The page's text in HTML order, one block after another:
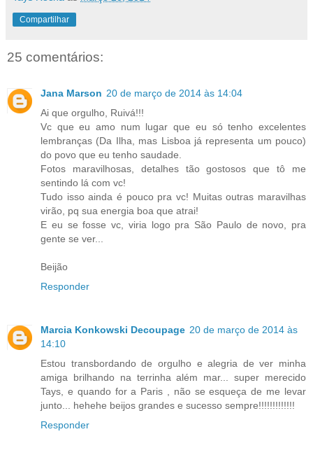
Compartilhar
25 comentários:
Jana Marson 20 de março de 2014 às 14:04
Ai que orgulho, Ruivá!!!
Vc que eu amo num lugar que eu só tenho excelentes
lembranças (Da Ilha, mas Lisboa já representa um pouco)
do povo que eu tenho saudade.
Fotos maravilhosas, detalhes tão gostosos que tô me
sentindo lá com vc!
Tudo isso ainda é pouco pra vc! Muitas outras maravilhas
virão, pq sua energia boa que atrai!
E eu se fosse vc, viria logo pra São Paulo de novo, pra
gente se ver...
Beijão
Responder
Marcia Konkowski Decoupage 20 de março de 2014 às
14:10
Estou transbordando de orgulho e alegria de ver minha
amiga brilhando na terrinha além mar... super merecido
Tays, e quando for a Paris , não se esqueça de me levar
junto... hehehe beijos grandes e sucesso sempre!!!!!!!!!!!!!
Responder